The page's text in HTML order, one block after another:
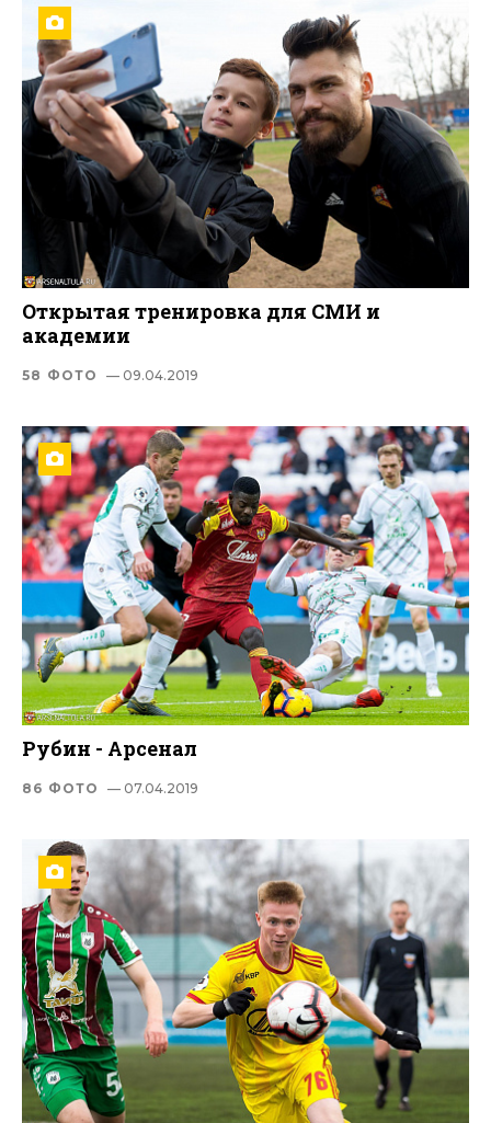
Открытая тренировка для СМИ и
академии
58 ФОТО — 09.04.2019
Рубин - Арсенал
86 ФОТО — 07.04.2019